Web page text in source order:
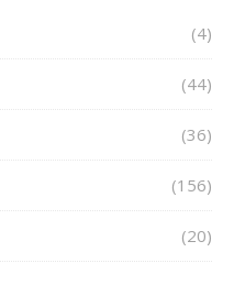
(4)
(44)
(36)
(156)
(20)